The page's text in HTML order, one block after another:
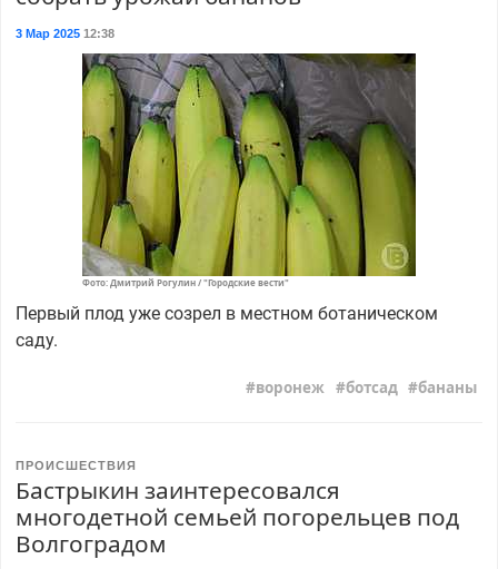
3 Мар 202512:38
Фото: Дмитрий Рогулин / "Городские вести"
Первый плод уже созрел в местном ботаническом
саду.
воронеж ботсад бананы
ПРОИСШЕСТВИЯ
Бастрыкин заинтересовался
многодетной семьей погорельцев под
Волгоградом